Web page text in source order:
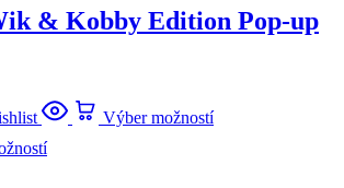
& Kobby Edition Pop-up
Výber možností